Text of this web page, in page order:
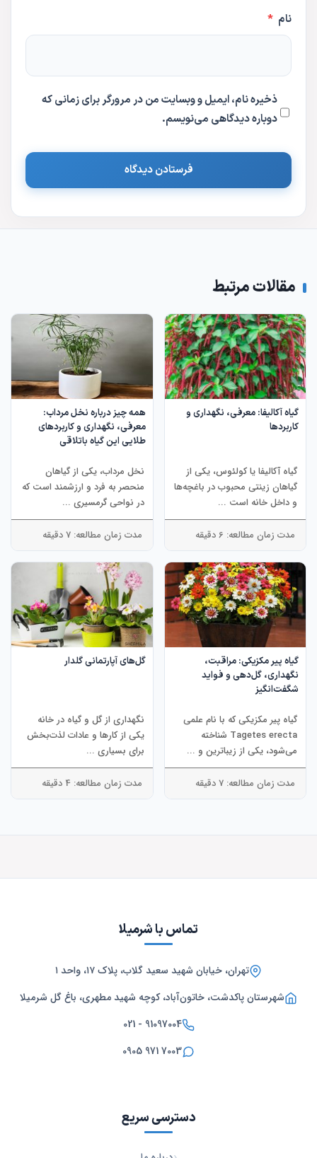
نام *
ذخیره نام، ایمیل و وبسایت من در مرورگر برای زمانی که
دوباره دیدگاهی می‌نویسم.
مقالات مرتبط
گیاه آکالیفا: معرفی، نگهداری و
کاربردها
گیاه آکالیفا یا کولئوس، یکی از
گیاهان زینتی محبوب در باغچه‌ها
و داخل خانه است ...
مدت زمان مطالعه: 6 دقیقه
همه چیز درباره نخل مرداب:
معرفی، نگهداری و کاربردهای
طلایی این گیاه باتلاقی
نخل مرداب، یکی از گیاهان
منحصر به فرد و ارزشمند است که
در نواحی گرمسیری ...
مدت زمان مطالعه: 7 دقیقه
گیاه پیر مکزیکی: مراقبت،
نگهداری، گل‌دهی و فواید
شگفت‌انگیز
گیاه پیر مکزیکی که با نام علمی
Tagetes erecta شناخته
می‌شود، یکی از زیباترین و ...
مدت زمان مطالعه: 7 دقیقه
گل‌های آپارتمانی گلدار
نگهداری از گل و گیاه در خانه
یکی از کارها و عادات لذت‌بخش
برای بسیاری ...
مدت زمان مطالعه: 4 دقیقه
تماس با شرمیلا
تهران، خیابان شهید سعید گلاب، پلاک ۱۷، واحد ۱
شهرستان پاکدشت، خاتون‌آباد، کوچه شهید مطهری، باغ گل شرمیلا
021 - 91097004
0905 971 7003
دسترسی سریع